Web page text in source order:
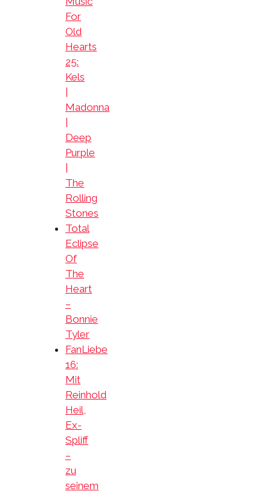
For
Old
Hearts
25:
Kels
Madonna
Deep
Purple
The
Rolling
Stones
Total
Eclipse
Of
The
Heart
–
Bonnie
Tyler
FanLiebe
16:
Mit
Reinhold
Heil,
Ex-
Spliff
–
zu
seinem